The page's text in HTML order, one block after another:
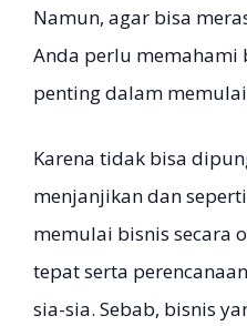
Namun, agar bisa
Anda perlu memahami
penting dalam
Karena tidak bisa
menjanjikan dan
memulai bisnis secara
tepat serta
sia-sia. Sebab, bisnis